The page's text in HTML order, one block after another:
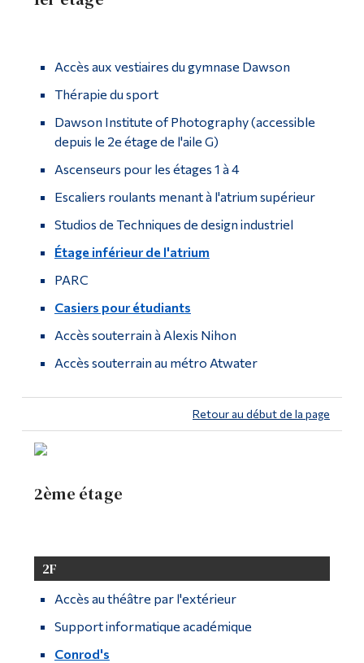
Portes ouvertes
Accès aux vestiaires du gymnase Dawson
Thérapie du sport
Dawson Institute of Photography (accessible
depuis le 2e étage de l'aile G)
Ascenseurs pour les étages 1 à 4
Escaliers roulants menant à l'atrium supérieur
Studios de Techniques de design industriel
Étage inférieur de l'atrium
PARC
Casiers pour étudiants
Accès souterrain à Alexis Nihon
Accès souterrain au métro Atwater
Retour au début de la page
2ème étage
2F
Accès au théâtre par l'extérieur
Support informatique académique
Conrod's